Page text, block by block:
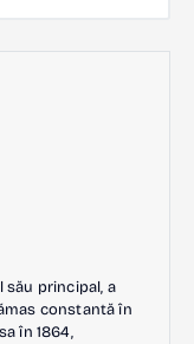
său principal, a
constantă în
în 1864,